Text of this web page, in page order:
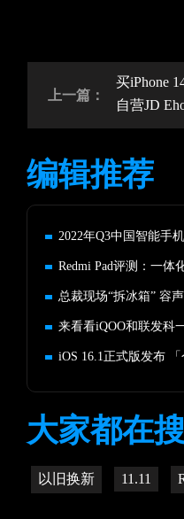
上一篇：
买iPhone
自营JD
编辑推荐
总裁现场“拆冰箱” 容
iOS 16.1正式版发布 「
大家都在
以旧换新 11.11